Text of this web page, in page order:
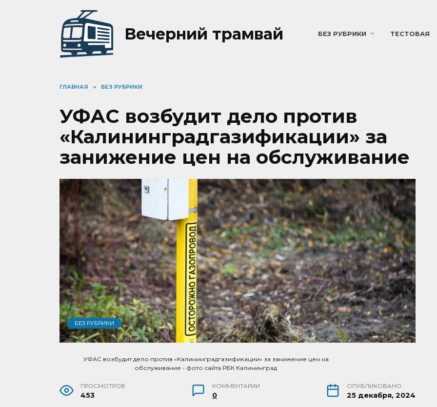
Вечерний трамвай БЕЗ РУБРИКИ ТЕСТОВАЯ
ГЛАВНАЯ » БЕЗ РУБРИКИ
УФАС возбудит дело против
«Калининградгазификации» за
занижение цен на обслуживание
БЕЗ РУБРИКИ
УФАС возбудит дело против «Калининградгазификации» за занижение цен на
обслуживание - фото сайта РБК Калининград
ПРОСМОТРОВ
453
КОММЕНТАРИИ
0
ОПУБЛИКОВАНО
25 декабря, 2024